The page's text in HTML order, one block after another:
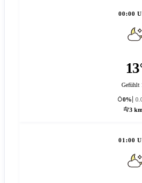
00:00
Gefühlt
0%
3
01:00